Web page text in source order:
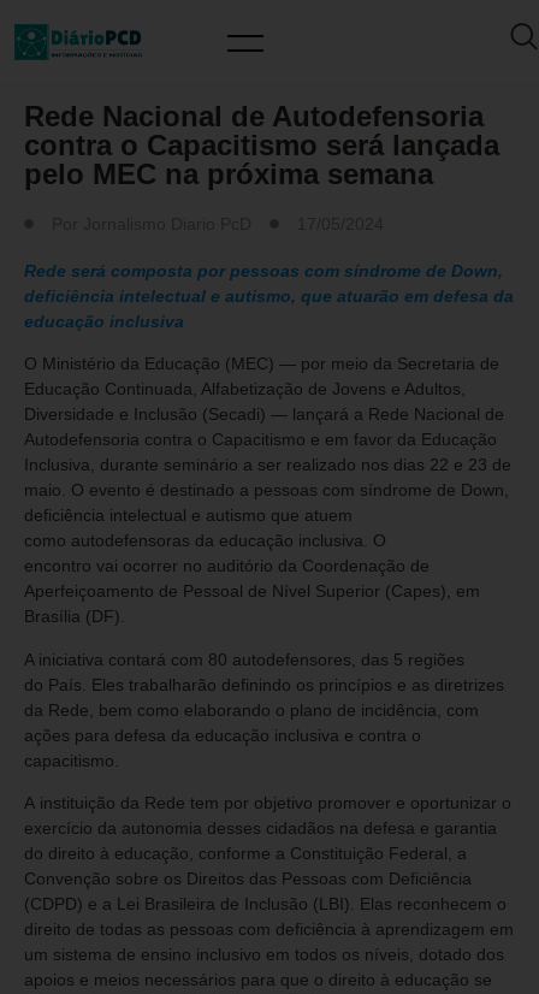
Rede Nacional de Autodefensoria
contra o Capacitismo será lançada
pelo MEC na próxima semana
Rede será composta por pessoas com síndrome de Down,
deficiência intelectual e autismo, que atuarão em defesa da
educação inclusiva
O Ministério da Educação (MEC) — por meio da Secretaria de
Educação Continuada, Alfabetização de Jovens e Adultos,
Diversidade e Inclusão (Secadi) — lançará a Rede Nacional de
Autodefensoria contra o Capacitismo e em favor da Educação
Inclusiva, durante seminário a ser realizado nos dias 22 e 23 de
maio. O evento é destinado a pessoas com síndrome de Down,
deficiência intelectual e autismo que atuem
como autodefensoras da educação inclusiva. O
encontro vai ocorrer no auditório da Coordenação de
Aperfeiçoamento de Pessoal de Nível Superior (Capes), em
Brasília (DF).
A iniciativa contará com 80 autodefensores, das 5 regiões
do País. Eles trabalharão definindo os princípios e as diretrizes
da Rede, bem como elaborando o plano de incidência, com
ações para defesa da educação inclusiva e contra o
capacitismo.
A instituição da Rede tem por objetivo promover e oportunizar o
exercício da autonomia desses cidadãos na defesa e garantia
do direito à educação, conforme a Constituição Federal, a
Convenção sobre os Direitos das Pessoas com Deficiência
(CDPD) e a Lei Brasileira de Inclusão (LBI). Elas reconhecem o
direito de todas as pessoas com deficiência à aprendizagem em
um sistema de ensino inclusivo em todos os níveis, dotado dos
apoios e meios necessários para que o direito à educação se